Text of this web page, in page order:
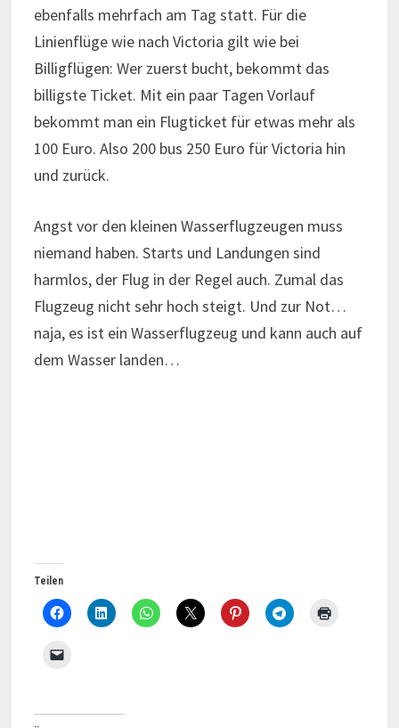
ebenfalls mehrfach am Tag statt. Für die
Linienflüge wie nach Victoria gilt wie bei
Billigflügen: Wer zuerst bucht, bekommt das
billigste Ticket. Mit ein paar Tagen Vorlauf
bekommt man ein Flugticket für etwas mehr als
100 Euro. Also 200 bus 250 Euro für Victoria hin
und zurück.
Angst vor den kleinen Wasserflugzeugen muss
niemand haben. Starts und Landungen sind
harmlos, der Flug in der Regel auch. Zumal das
Flugzeug nicht sehr hoch steigt. Und zur Not…
naja, es ist ein Wasserflugzeug und kann auch auf
dem Wasser landen…
Teilen